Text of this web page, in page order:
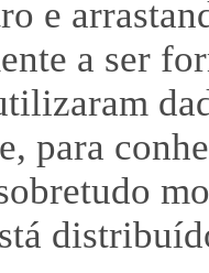
e
a ser
para